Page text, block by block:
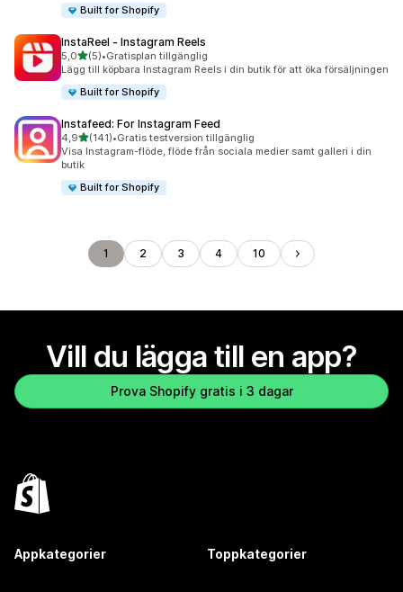
Built for Shopify
InstaReel ‑ Instagram Reels
5,0av 5 stjärnor
(5)
5 recensioner totalt
•Gratisplan tillgänglig
Lägg till köpbara Instagram Reels i din butik för att öka försäljningen
Built for Shopify
Instafeed: For Instagram Feed
4,9av 5 stjärnor
(141)
141 recensioner totalt
•Gratis testversion tillgänglig
Visa Instagram-flöde, flöde från sociala medier samt galleri i din
butik
Built for Shopify
1 2 3 4 10
Vill du lägga till en app?
Prova Shopify gratis i 3 dagar
Appkategorier Toppkategorier